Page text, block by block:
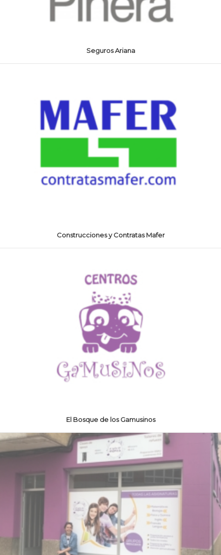
Seguros Ariana
Construcciones y Contratas Mafer
El Bosque de los Gamusinos